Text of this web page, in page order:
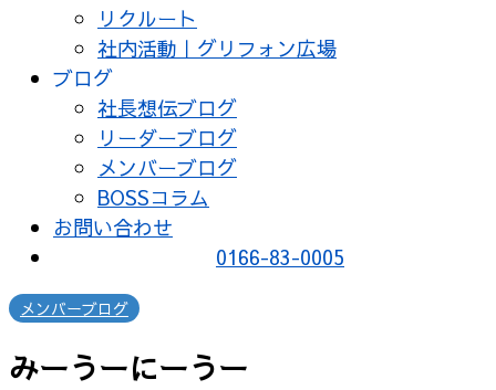
リクルート
社内活動｜グリフォン広場
ブログ
社長想伝ブログ
リーダーブログ
メンバーブログ
BOSSコラム
お問い合わせ
0166-83-0005
メンバーブログ
みーうーにーうー